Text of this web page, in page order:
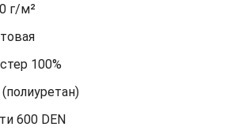
г/м²
100%
600 DEN